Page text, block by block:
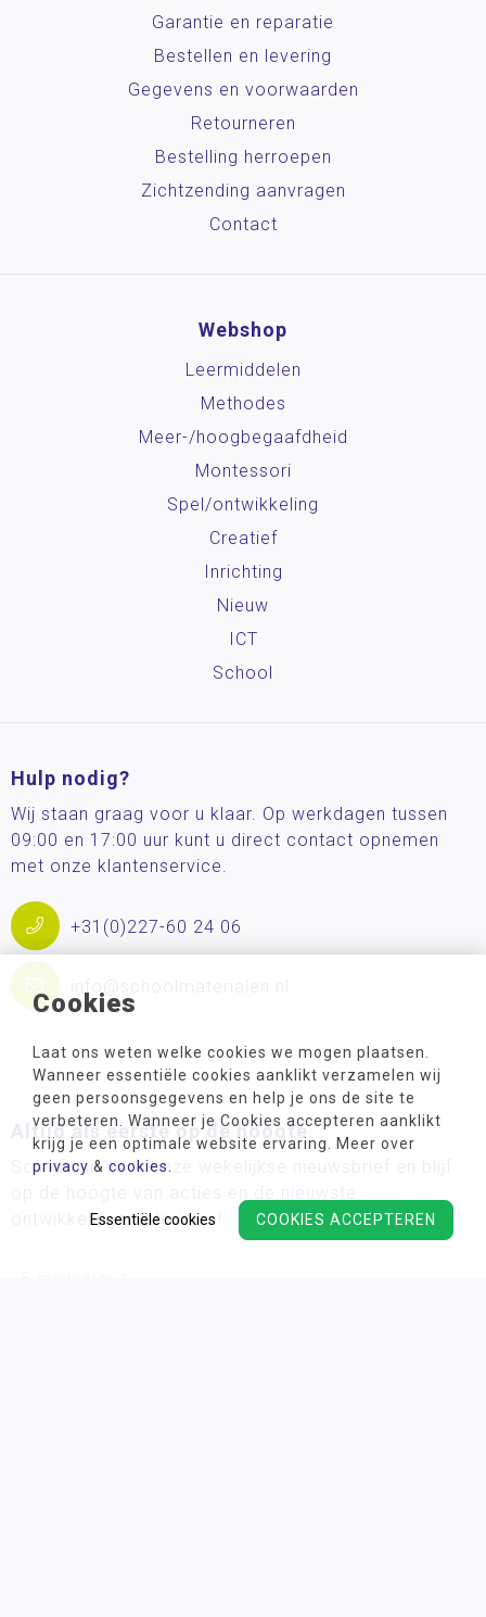
Cookies
Laat ons weten welke cookies we mogen plaatsen.
Wanneer essentiële cookies aanklikt verzamelen wij
geen persoonsgegevens en help je ons de site te
verbeteren. Wanneer je Cookies accepteren aanklikt
krijg je een optimale website ervaring. Meer over
privacy & cookies.
COOKIES ACCEPTEREN
Essentiële cookies
Garantie en reparatie
Bestellen en levering
Gegevens en voorwaarden
Retourneren
Bestelling herroepen
Zichtzending aanvragen
Contact
Webshop
Leermiddelen
Methodes
Meer-/hoog­begaafdheid
Montessori
Spel/ontwikkeling
Creatief
Inrichting
Nieuw
ICT
School
Hulp nodig?
Wij staan graag voor u klaar. Op werkdagen tussen
09:00 en 17:00 uur kunt u direct contact opnemen
met onze klantenservice.
+31(0)227-60 24 06
Altijd als eerste op de hoogte
Schrijf u in voor onze wekelijkse nieuwsbrief en blijf
ontwikkelingsmaterialen!